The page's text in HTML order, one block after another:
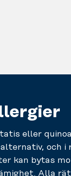
eller
och i
kan bytas
Alla